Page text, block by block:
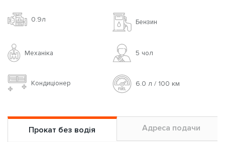
0.9л Бензин
Механіка 5 чoл
Кондиціонер 6.0 л / 100 км
Прокат без водія Адреса подачи